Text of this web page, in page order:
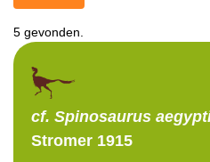
5 gevonden.
cf. Spinosaurus
Stromer 1915